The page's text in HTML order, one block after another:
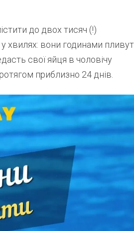
до двох тисяч (!)
хвилях: вони годинами
свої яйця в чоловічу
приблизно 24 днів.